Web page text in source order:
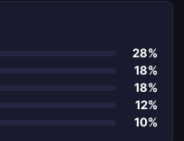
28%
18%
18%
12%
10%